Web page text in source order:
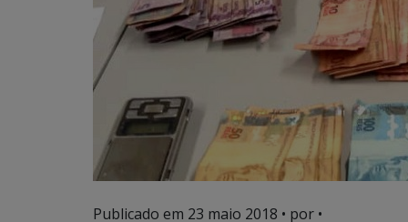
Publicado em 23 maio 2018 • por •